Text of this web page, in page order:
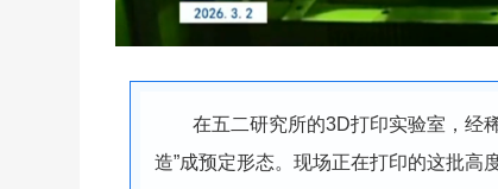
在五二研究所的3D打印实验室，经
造”成预定形态。现场正在打印的这批高